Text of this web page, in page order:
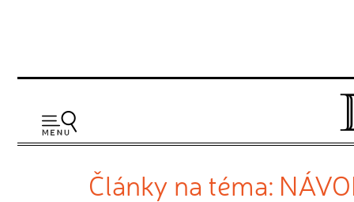
Články na téma: